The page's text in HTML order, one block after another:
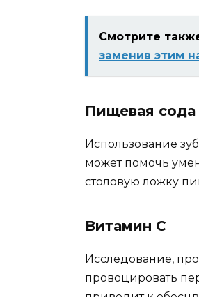
Смотрите
заменив этим
Пищевая
Использование
может помочь
столовую ложку
Витамин С
Исследование,
провоцировать